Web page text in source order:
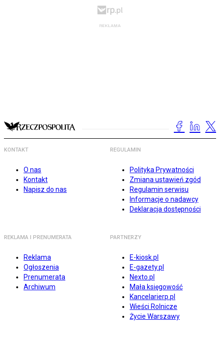
KONTAKT
O nas
Kontakt
Napisz do nas
REGULAMIN
Polityka Prywatności
Zmiana ustawień zgód
Regulamin serwisu
Informacje o nadawcy
Deklaracja dostępności
REKLAMA I PRENUMERATA
Reklama
Ogłoszenia
Prenumerata
Archiwum
PARTNERZY
E-kiosk.pl
E-gazety.pl
Nexto.pl
Mała księgowość
Kancelarierp.pl
Wieści Rolnicze
Życie Warszawy